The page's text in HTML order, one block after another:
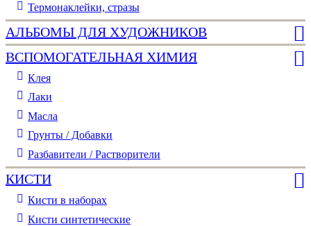
Термонаклейки, стразы
АЛЬБОМЫ ДЛЯ ХУДОЖНИКОВ
ВСПОМОГАТЕЛЬНАЯ ХИМИЯ
Клея
Лаки
Масла
Грунты / Добавки
Разбавители / Растворители
КИСТИ
Кисти в наборах
Кисти синтетические